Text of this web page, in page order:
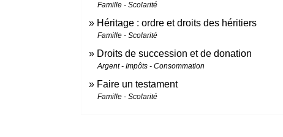
Famille - Scolarité
Héritage : ordre et droits des héritiers
Famille - Scolarité
Droits de succession et de donation
Argent - Impôts - Consommation
Faire un testament
Famille - Scolarité